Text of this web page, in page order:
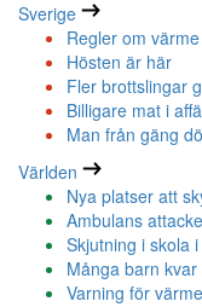
Sverige
Regler om värme
Hösten är här
Fler brottslingar
Billigare mat i
Man från gäng
Världen
Nya platser att
Ambulans
Skjutning i skola
Många barn
Varning för